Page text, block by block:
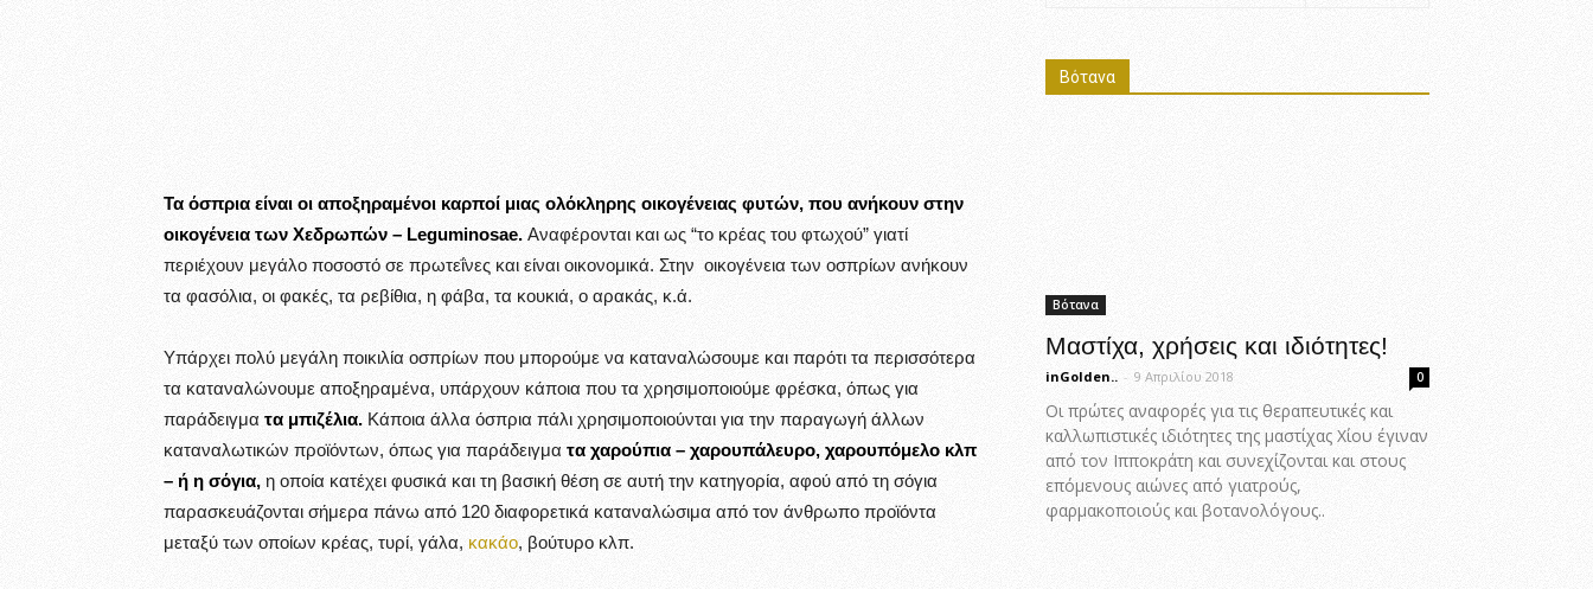
Τα όσπρια είναι οι αποξηραμένοι καρποί μιας ολόκληρης οικογένειας φυτών, που ανήκουν στην
οικογένεια των Χεδρωπών – Leguminosae. Αναφέρονται και ως “το κρέας του φτωχού” γιατί
περιέχουν μεγάλο ποσοστό σε πρωτεΐνες και είναι οικονομικά. Στην οικογένεια των οσπρίων ανήκουν
τα φασόλια, οι φακές, τα ρεβίθια, η φάβα, τα κουκιά, ο αρακάς, κ.ά.
Υπάρχει πολύ μεγάλη ποικιλία οσπρίων που μπορούμε να καταναλώσουμε και παρότι τα περισσότερα
τα καταναλώνουμε αποξηραμένα, υπάρχουν κάποια που τα χρησιμοποιούμε φρέσκα, όπως για
παράδειγμα τα μπιζέλια. Κάποια άλλα όσπρια πάλι χρησιμοποιούνται για την παραγωγή άλλων
καταναλωτικών προϊόντων, όπως για παράδειγμα τα χαρούπια – χαρουπάλευρο, χαρουπόμελο κλπ
– ή η σόγια, η οποία κατέχει φυσικά και τη βασική θέση σε αυτή την κατηγορία, αφού από τη σόγια
παρασκευάζονται σήμερα πάνω από 120 διαφορετικά καταναλώσιμα από τον άνθρωπο προϊόντα
μεταξύ των οποίων κρέας, τυρί, γάλα, κακάο, βούτυρο κλπ.
Βότανα
Βότανα
Μαστίχα, χρήσεις και ιδιότητες!
inGolden.. - 9 Απριλίου 2018 0
Οι πρώτες αναφορές για τις θεραπευτικές και
καλλωπιστικές ιδιότητες της μαστίχας Χίου έγιναν
από τον Ιπποκράτη και συνεχίζονται και στους
επόμενους αιώνες από γιατρούς,
φαρμακοποιούς και βοτανολόγους..